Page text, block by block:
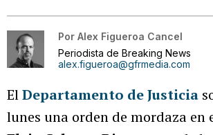
Por Alex Figueroa Cancel
Periodista de Breaking News
alex.figueroa@gfrmedia.com
ElDepartamento de Justicia
lunes una orden de mordaza en